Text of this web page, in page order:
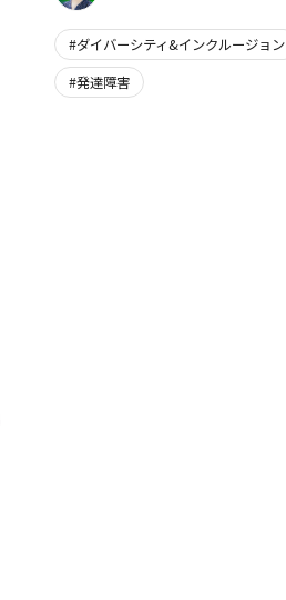
ダイバーシティ&インクルージョン
発達障害